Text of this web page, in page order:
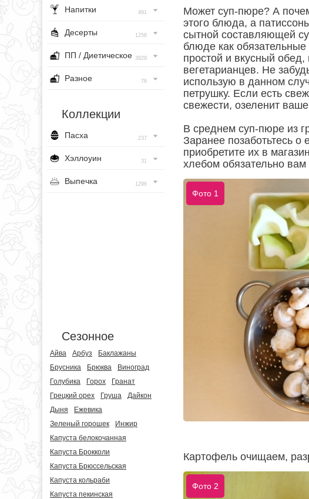
Напитки 491
Десерты 1256
ПП / Диетическое 3929
Разное 76
Коллекции
Пасха 237
Хэллоуин 31
Выпечка 1296
Сезонное
Айва Арбуз
Баклажаны
Брусника
Брюква
Виноград
Голубика
Горох
Гранат
Грецкий орех
Груша
Дайкон
Дыня
Ежевика
Зеленый горошек
Инжир
Капуста белокочанная
Капуста Брокколи
Капуста Брюссельская
Капуста кольраби
Капуста пекинская
Может суп-пюре? А
этого блюда, а
сытной составляющей
блюде как
простой и вкусный
вегетарианцев. Не
использую в данном
петрушку. Если есть
свежести, озеленит
В среднем суп-пюре из
Заранее позаботьтесь о
приобретите их в
хлебом обязательно вам
Фото 1
Картофель очищаем,
Фото 2